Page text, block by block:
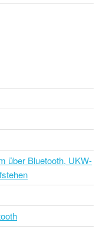
über Bluetooth, UKW-